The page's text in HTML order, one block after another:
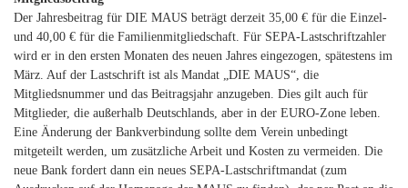
Der Jahresbeitrag für DIE MAUS beträgt derzeit 35,00 € für die Einzel-
und 40,00 € für die Familienmitgliedschaft. Für SEPA-Lastschriftzahler
wird er in den ersten Monaten des neuen Jahres eingezogen, spätestens im
März. Auf der Lastschrift ist als Mandat „DIE MAUS“, die
Mitgliedsnummer und das Beitragsjahr anzugeben. Dies gilt auch für
Mitglieder, die außerhalb Deutschlands, aber in der EURO-Zone leben.
Eine Änderung der Bankverbindung sollte dem Verein unbedingt
mitgeteilt werden, um zusätzliche Arbeit und Kosten zu vermeiden. Die
neue Bank fordert dann ein neues SEPA-Lastschriftmandat (zum